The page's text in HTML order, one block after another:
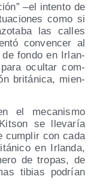
–el inten­to de
como si
las calles
con­ven­cer al
de fon­do en Irlan­
ocul­tar com­
bri­tá­ni­ca, mien­
el meca­nis­mo
se lle­va­ría
cum­plir con cada
en Irlan­da,
de tro­pas, de
tibias podrían